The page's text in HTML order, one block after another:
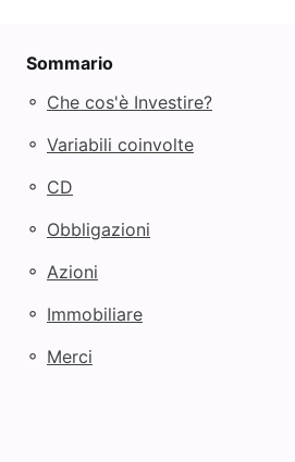
Sommario
◦ Che cos'è Investire?
◦ Variabili coinvolte
◦ CD
◦ Obbligazioni
◦ Azioni
◦ Immobiliare
◦ Merci